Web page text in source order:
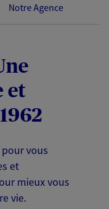
Notre Agence
et
vous
et
mieux vous
vie.